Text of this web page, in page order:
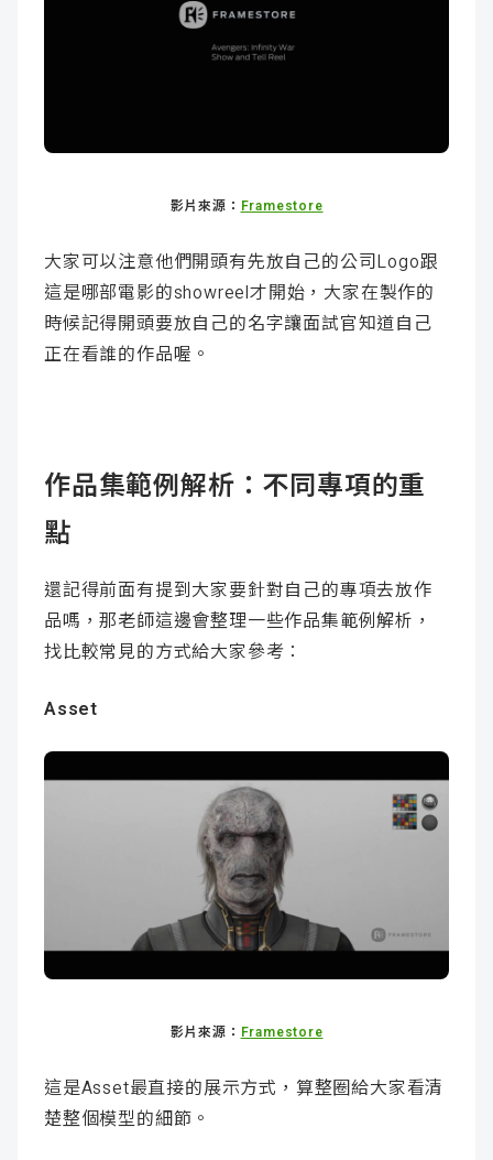
影片來源： Framestore
大家可以注意他們開頭有先放自己的公司Logo跟
這是哪部電影的showreel才開始，大家在製作的
時候記得開頭要放自己的名字讓面試官知道自己
正在看誰的作品喔。
作品集範例解析：不同專項的重
點
還記得前面有提到大家要針對自己的專項去放作
品嗎，那老師這邊會整理一些作品集範例解析，
找比較常見的方式給大家參考：
Asset
影片來源： Framestore
這是Asset最直接的展示方式，算整圈給大家看清
楚整個模型的細節。